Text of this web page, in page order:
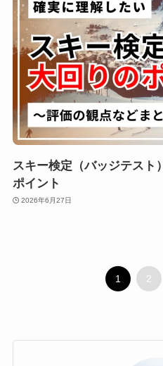
スキー検定（バッジテスト
ポイント
2026年6月27日
1 2